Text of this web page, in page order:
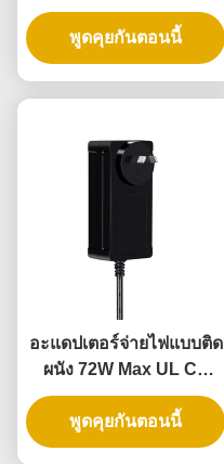
พร้อมเอาต์พุต 5V 12V
24V และกำลังไฟ 12W
24W สำหรับล็อคประตู
พูดคุยกันตอนนี้
อะแดปเตอร์จ่ายไฟแบบติด
ผนัง 72W Max UL CE
Certified พร้อมรับประกัน
3 ปี
พูดคุยกันตอนนี้